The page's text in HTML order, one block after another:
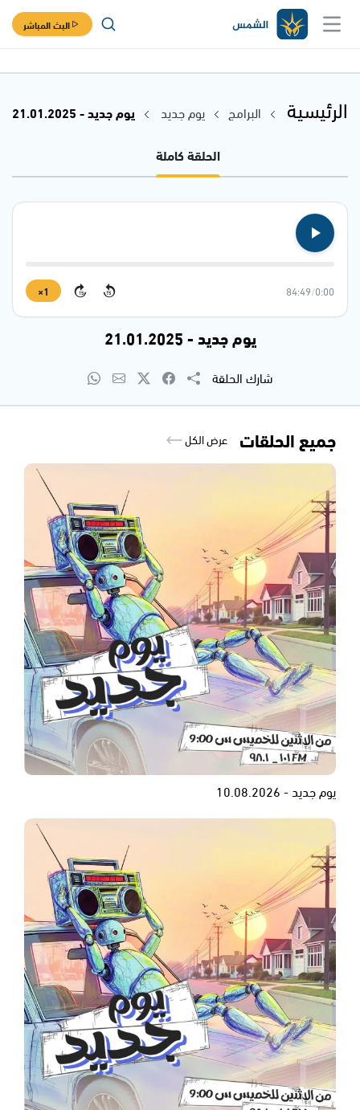
البث المباشر
الرئيسية البرامج يوم جديد
يوم جديد - 21.01.2025
الحلقة كاملة
0:00
/
84:49
15
15
1×
يوم جديد - 21.01.2025
شارك الحلقة
جميع الحلقات عرض الكل
يوم جديد - 10.08.2026